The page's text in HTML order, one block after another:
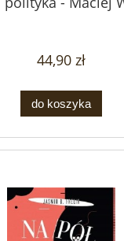
44,90 zł
do koszyka